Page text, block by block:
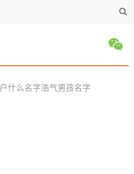
户什么名字浩气男孩名字